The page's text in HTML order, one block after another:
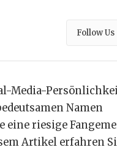
Follow Us
Media-
Namen
riesige
Artikel erfahren